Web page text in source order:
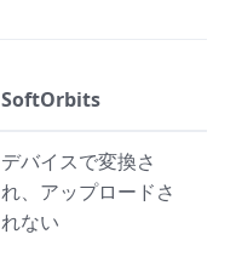
SoftOrbits
デバイスで変換さ
れ、アップロードさ
れない